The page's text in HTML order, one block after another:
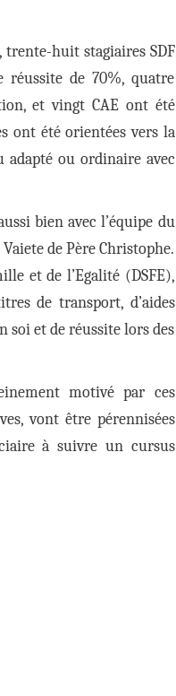
trente-huit stagiaires SDF
de 70%, quatre
et vingt CAE ont été
ont été orientées vers la
adapté ou ordinaire avec
bien avec l’équipe du
de Père Christophe.
et de l’Egalité (DSFE),
de transport, d’aides
soi et de réussite lors des
motivé par ces
vont être pérennisées
à suivre un cursus